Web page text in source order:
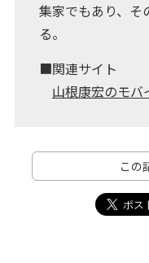
集家でもあり、そ
る。
■関連サイト
山根康宏のモバ
この